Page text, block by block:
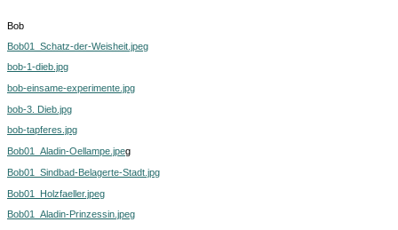
Bob
Bob01_Schatz-der-Weisheit.jpeg
bob-1-dieb.jpg
bob-einsame-experimente.jpg
bob-3. Dieb.jpg
bob-tapferes.jpg
Bob01_Aladin-Oellampe.jpeg
Bob01_Sindbad-Belagerte-Stadt.jpg
Bob01_Holzfaeller.jpeg
Bob01_Aladin-Prinzessin.jpeg